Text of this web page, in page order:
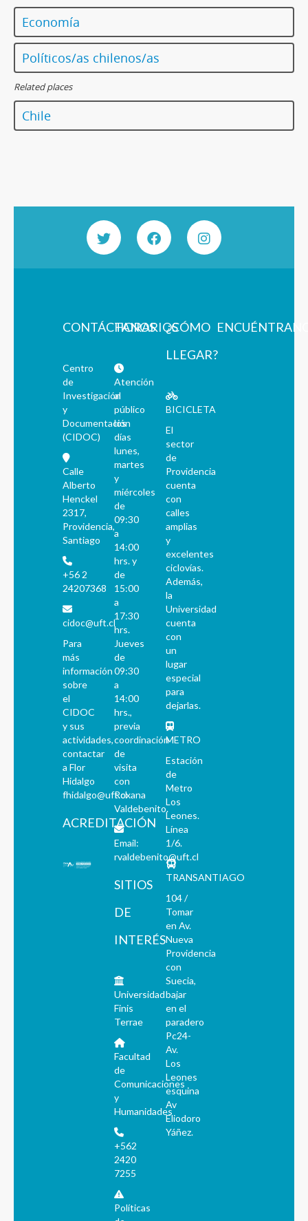
Economía
Políticos/as chilenos/as
Related places
Chile
CONTÁCTANOS
Centro
de
Investigación
y
Documentación
(CIDOC)
Calle
Alberto
Henckel
2317,
Providencia,
Santiago
+56 2
24207368
cidoc@uft.cl
Para
más
información
sobre
el
CIDOC
y sus
actividades,
contactar
a Flor
Hidalgo
fhidalgo@uft.cl
ACREDITACIÓN
HORARIOS
Atención
al
público
los
días
lunes,
martes
y
miércoles
de
09:30
a
14:00
hrs. y
de
15:00
a
17:30
hrs.
Jueves
de
09:30
a
14:00
hrs.,
previa
coordinación
de
visita
con
Roxana
Valdebenito.
Email:
rvaldebenito@uft.cl
SITIOS
DE
INTERÉS
Universidad
Finis
Terrae
Facultad
de
Comunicaciones
y
Humanidades
+562
2420
7255
Políticas
¿CÓMO
LLEGAR?
BICICLETA
El
sector
de
Providencia
cuenta
con
calles
amplias
y
excelentes
ciclovías.
Además,
la
Universidad
cuenta
con
un
lugar
especial
para
dejarlas.
METRO
Estación
de
Metro
Los
Leones.
Línea
1/6.
TRANSANTIAGO
104 /
Tomar
en Av.
Nueva
Providencia
con
Suecia,
bajar
en el
paradero
Pc24-
Av.
Los
Leones
esquina
Av
Eliodoro
Yáñez.